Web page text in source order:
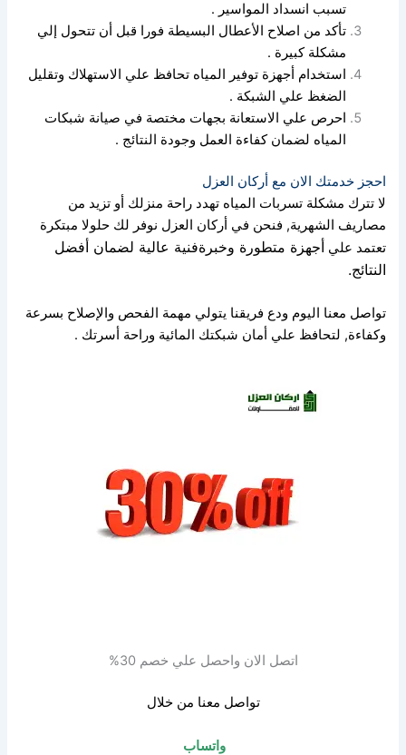
تسبب انسداد المواسير .
تأكد من اصلاح الأعطال البسيطة فورا قبل أن تتحول إلي
مشكلة كبيرة .
استخدام أجهزة توفير المياه تحافظ علي الاستهلاك وتقليل
الضغظ علي الشبكة .
احرص علي الاستعانة بجهات مختصة في صيانة شبكات
المياه لضمان كفاءة العمل وجودة النتائج .
احجز خدمتك الان مع أركان العزل
لا تترك مشكلة تسربات المياه تهدد راحة منزلك أو تزيد من
مصاريف الشهرية, فنحن في أركان العزل نوفر لك حلولا مبتكرة
تعتمد علي أجهزة متطورة وخبرةفنية عالية لضمان أفضل
النتائج.
تواصل معنا اليوم ودع فريقنا يتولي مهمة الفحص والإصلاح بسرعة
وكفاءة, لتحافظ علي أمان شبكتك المائية وراحة أسرتك .
اتصل الان واحصل علي خصم 30%
تواصل معنا من خلال
واتساب